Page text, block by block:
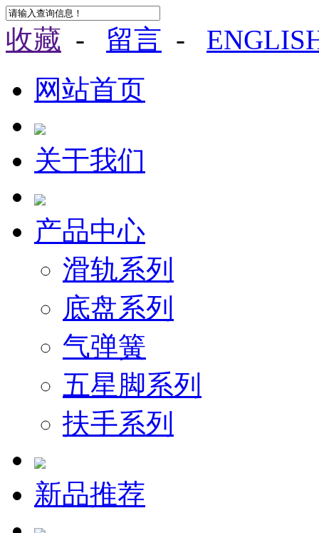
收藏 - 留言 -
网站首页
关于我们
产品中心
滑轨系列
底盘系列
气弹簧
五星脚系列
扶手系列
新品推荐